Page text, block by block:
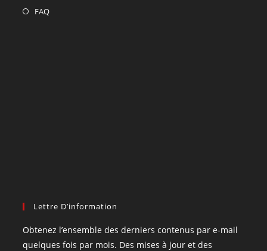
FAQ
Lettre D’information
Obtenez l’ensemble des derniers contenus par e-mail
quelques fois par mois. Des mises à jour et des